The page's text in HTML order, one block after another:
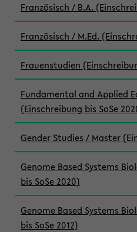
Französisch / B.A.
Französisch / M.Ed.
Frauenstudien
Fundamental and Applied
(Einschreibung bis SoSe
Gender Studies / Master
Genome Based Systems
bis SoSe 2020)
Genome Based Systems
bis SoSe 2012)